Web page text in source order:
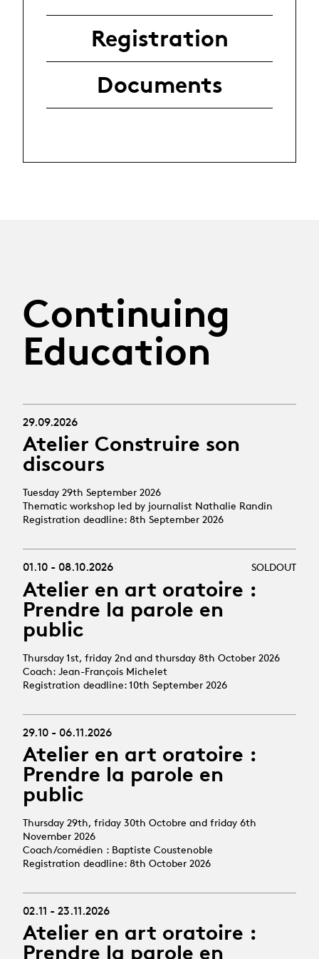
Registration
Documents
Continuing
Education
29.09.2026
Atelier Construire son
discours
Tuesday 29th September 2026
Thematic workshop led by journalist Nathalie Randin
Registration deadline: 8th September 2026
SOLDOUT
01.10 - 08.10.2026
Atelier en art oratoire :
Prendre la parole en
public
Thursday 1st, friday 2nd and thursday 8th October 2026
Coach: Jean-François Michelet
Registration deadline: 10th September 2026
29.10 - 06.11.2026
Atelier en art oratoire :
Prendre la parole en
public
Thursday 29th, friday 30th Octobre and friday 6th
November 2026
Coach/comédien : Baptiste Coustenoble
Registration deadline: 8th October 2026
02.11 - 23.11.2026
Atelier en art oratoire :
Prendre la parole en